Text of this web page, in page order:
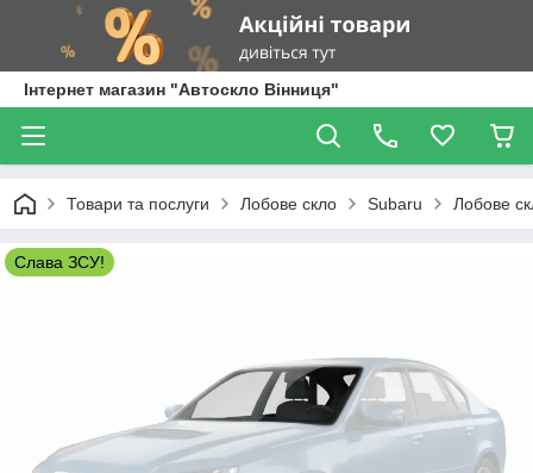
Інтернет магазин "Автоскло Вінниця"
Товари та послуги Лобове скло Subaru Лобове
Слава ЗСУ!